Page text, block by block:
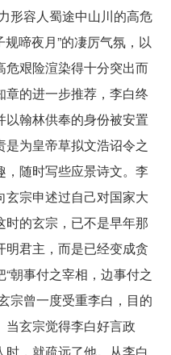
形容人蜀途中山川的高危
规啼夜月”的凄厉气氛，以
危艰险渲染得十分突出而
章的进一步推荐，李白终
翰林供奉的身份被安置
为皇帝草拟文浩诏令之
，随时写些应景诗文。李
宗申述过自己对国家大
的玄宗，已不是早年那
君主，而是已经变成贪
朝事付之宰相，边事付之
宗曾一度受重李白，目的
当玄宗觉得李白好言政
，就疏远了他。从李白